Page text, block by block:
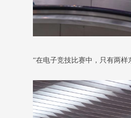
“在电子竞技比赛中，只有两